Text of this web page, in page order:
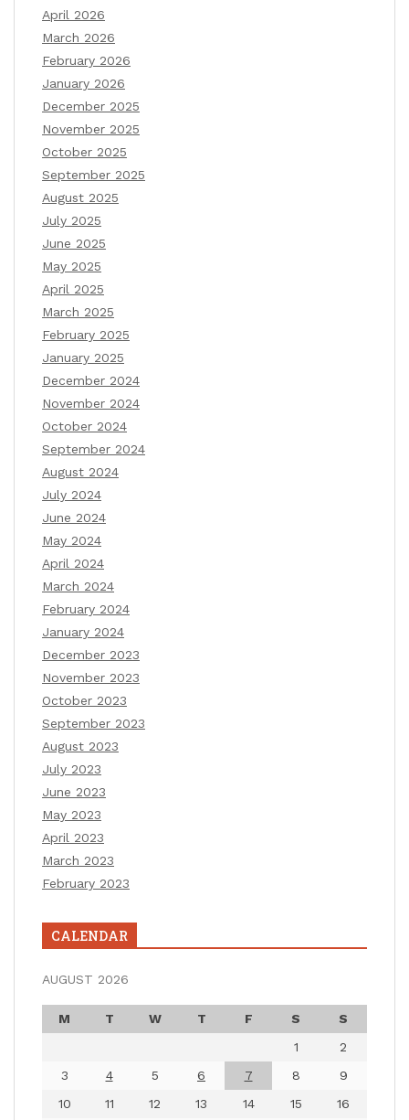
April 2026
March 2026
February 2026
January 2026
December 2025
November 2025
October 2025
September 2025
August 2025
July 2025
June 2025
May 2025
April 2025
March 2025
February 2025
January 2025
December 2024
November 2024
October 2024
September 2024
August 2024
July 2024
June 2024
May 2024
April 2024
March 2024
February 2024
January 2024
December 2023
November 2023
October 2023
September 2023
August 2023
July 2023
June 2023
May 2023
April 2023
March 2023
February 2023
CALENDAR
AUGUST 2026
M T W T F S
S
1
2
3
4 5 6 7 8
9
10
11 12 13 14 15
16